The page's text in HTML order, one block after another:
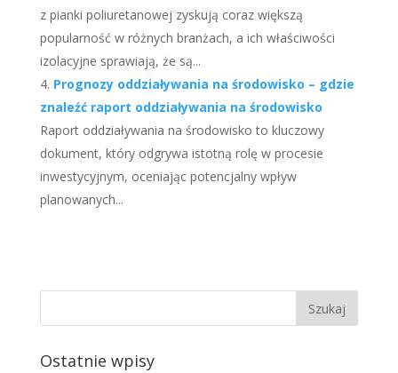
z pianki poliuretanowej zyskują coraz większą
popularność w różnych branżach, a ich właściwości
izolacyjne sprawiają, że są...
Prognozy oddziaływania na środowisko – gdzie
znaleźć raport oddziaływania na środowisko
Raport oddziaływania na środowisko to kluczowy
dokument, który odgrywa istotną rolę w procesie
inwestycyjnym, oceniając potencjalny wpływ
planowanych...
Ostatnie wpisy